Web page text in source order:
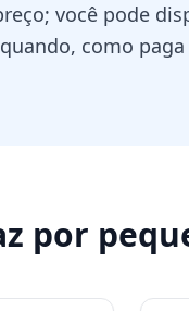
você pode
como
por